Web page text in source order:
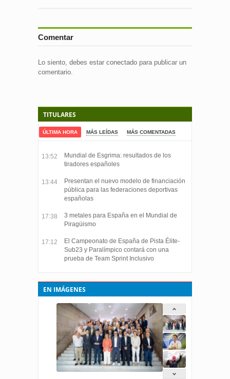
Comentar
Lo siento, debes estar conectado para publicar un
comentario.
TITULARES
ÚLTIMA HORA MÁS LEÍDAS MÁS COMENTADAS
13:52
Mundial de Esgrima: resultados de los
tiradores españoles
13:44
Presentan el nuevo modelo de financiación
pública para las federaciones deportivas
españolas
17:38
3 metales para España en el Mundial de
Piragüismo
17:12
El Campeonato de España de Pista Élite-
Sub23 y Paralímpico contará con una
prueba de Team Sprint Inclusivo
EN IMÁGENES